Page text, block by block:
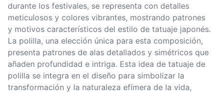
durante los festivales, se representa con detalles
meticulosos y colores vibrantes, mostrando patrones
y motivos característicos del estilo de tatuaje japonés.
La polilla, una elección única para esta composición,
presenta patrones de alas detallados y simétricos que
añaden profundidad e intriga. Esta idea de tatuaje de
polilla se integra en el diseño para simbolizar la
transformación y la naturaleza efímera de la vida,